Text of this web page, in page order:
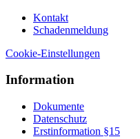
Kontakt
Schadenmeldung
Cookie-Einstellungen
Information
Dokumente
Datenschutz
Erstinformation §15